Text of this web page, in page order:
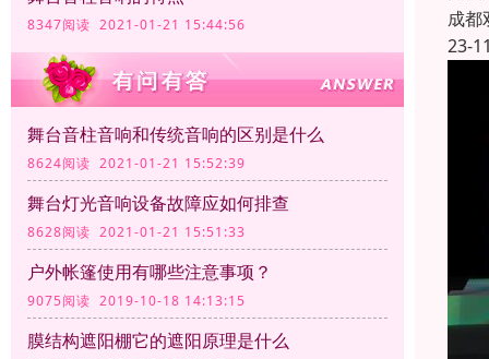
8347阅读 2021-01-21 15:44:56
舞台音柱音响和传统音响的区别是什么
8624阅读 2021-01-21 15:52:39
舞台灯光音响设备故障应如何排查
8628阅读 2021-01-21 15:51:33
户外帐篷使用有哪些注意事项？
9075阅读 2019-10-18 14:13:15
膜结构遮阳棚它的遮阳原理是什么
成都
23-